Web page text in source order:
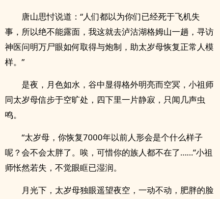
唐山思忖说道：“人们都以为你们已经死于飞机失
事，所以绝不能露面，我这就去泸沽湖格姆山一趟，寻访
神医问明万尸眼如何取得与炮制，助太岁母恢复正常人模
样。”
是夜，月色如水，谷中显得格外明亮而空冥，小祖师
同太岁母信步于空旷处，四下里一片静寂，只闻几声虫
鸣。
“太岁母，你恢复7000年以前人形会是个什么样子
呢？会不会太胖了。唉，可惜你的族人都不在了……”小祖
师怅然若失，不觉眼眶已湿润。
月光下，太岁母独眼遥望夜空，一动不动，肥胖的脸